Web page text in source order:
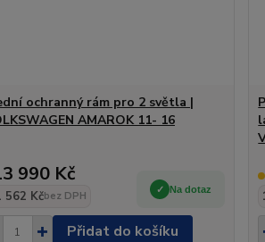
ochranný rám pro 2 světla |
AMAROK 11- 16
990 Kč
562 Kčbez DPH
Na dotaz
Přidat do košíku